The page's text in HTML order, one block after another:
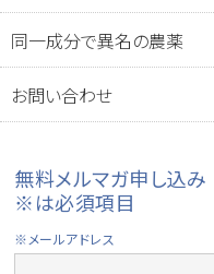
同一成分で異名の農薬
お問い合わせ
無料メルマガ申し込み
※は必須項目
※メールアドレス